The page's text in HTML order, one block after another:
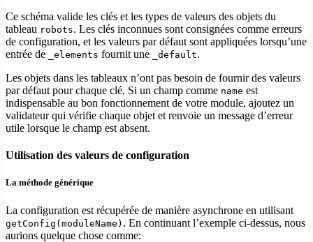
Ce schéma valide les clés et les types de valeurs des objets du
tableau robots. Les clés inconnues sont consignées comme erreurs
de configuration, et les valeurs par défaut sont appliquées lorsqu’une
entrée de
_elements fournit une _default.
Les objets dans les tableaux n’ont pas besoin de fournir des valeurs
par défaut pour chaque clé. Si un champ comme name est
indispensable au bon fonctionnement de votre module, ajoutez un
validateur qui vérifie chaque objet et renvoie un message d’erreur
utile lorsque le champ est absent.
Utilisation des valeurs de configuration
La méthode générique
La configuration est récupérée de manière asynchrone en utilisant
getConfig(moduleName) . En continuant l’exemple ci-dessus, nous
aurions quelque chose comme: